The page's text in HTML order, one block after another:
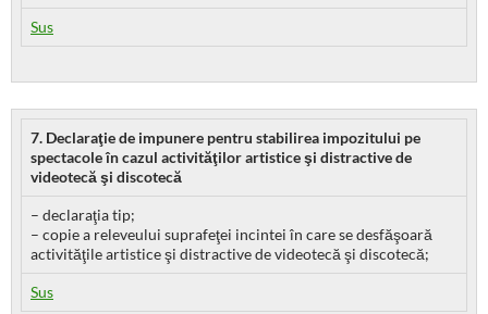
Sus
7. Declaraţie de impunere pentru stabilirea impozitului pe
spectacole în cazul activităţilor artistice şi distractive de
videotecă şi discotecă
– declaraţia tip;
– copie a releveului suprafeţei incintei în care se desfăşoară
activităţile artistice şi distractive de videotecă şi discotecă;
Sus